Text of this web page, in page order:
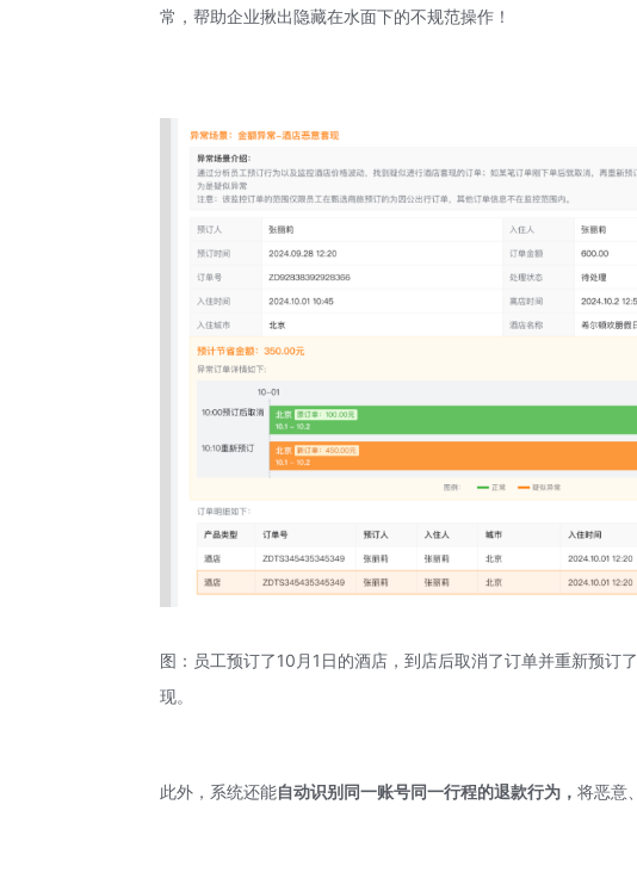
常，帮助企业揪出隐藏在水面下的不规范操作！
图：员工预订了10月1日的酒店，到店后取消了订单并重新预订
现。
此外，系统还能自动识别同一账号同一行程的退款行为，将恶意